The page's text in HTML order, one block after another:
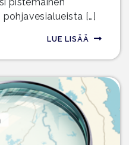
[…]
LUE LISÄÄ